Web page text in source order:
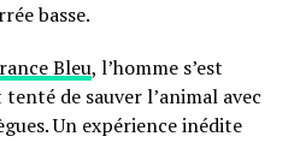
basse.
Bleu, l’homme s’est
de sauver l’animal avec
Un expérience inédite